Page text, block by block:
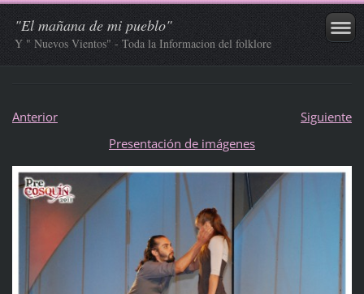
"El mañana de mi pueblo"
Y " Nuevos Vientos" - Toda la Informacion del folklore
Anterior
Siguiente
Presentación de imágenes